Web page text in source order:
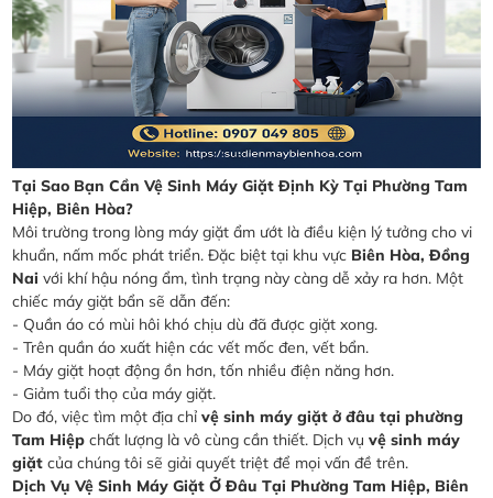
Tại Sao Bạn Cần Vệ Sinh Máy Giặt Định Kỳ Tại Phường Tam
Hiệp, Biên Hòa?
Môi trường trong lòng máy giặt ẩm ướt là điều kiện lý tưởng cho vi
khuẩn, nấm mốc phát triển. Đặc biệt tại khu vực Biên Hòa, Đồng
Nai với khí hậu nóng ẩm, tình trạng này càng dễ xảy ra hơn. Một
chiếc máy giặt bẩn sẽ dẫn đến:
- Quần áo có mùi hôi khó chịu dù đã được giặt xong.
- Trên quần áo xuất hiện các vết mốc đen, vết bẩn.
- Máy giặt hoạt động ồn hơn, tốn nhiều điện năng hơn.
- Giảm tuổi thọ của máy giặt.
Do đó, việc tìm một địa chỉvệ sinh máy giặt ở đâu tại phường
Tam Hiệp chất lượng là vô cùng cần thiết. Dịch vụvệ sinh máy
giặt của chúng tôi sẽ giải quyết triệt để mọi vấn đề trên.
Dịch Vụ Vệ Sinh Máy Giặt Ở Đâu Tại Phường Tam Hiệp, Biên